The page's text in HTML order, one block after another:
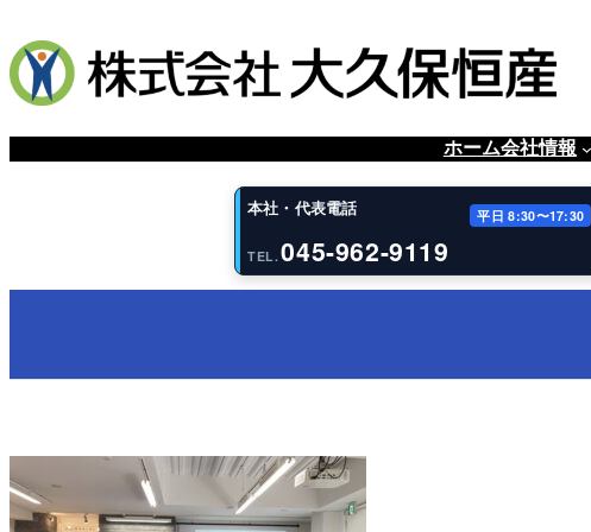
容
を
ス
プ
ホーム会社情報
本社・代表電話 平日 8:30〜17:30
TEL.045-962-9119